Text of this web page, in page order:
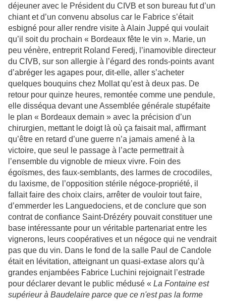
déjeuner avec le Président du CIVB et son bureau fut d’un
chiant et d’un convenu absolus car le Fabrice s’était
esbigné pour aller rendre visite à Alain Juppé qui voulait
qu’il soit du prochain « Bordeaux fête le vin ». Marie, un
peu vénère, entreprit Roland Feredj, l’inamovible directeur
du CIVB, sur son allergie à l’égard des ronds-points avant
d’abréger les agapes pour, dit-elle, aller s’acheter
quelques bouquins chez Mollat qu’est à deux pas. De
retour pour quinze heures, remontée comme une pendule,
elle disséqua devant une Assemblée générale stupéfaite
le plan « Bordeaux demain » avec la précision d’un
chirurgien, mettant le doigt là où ça faisait mal, affirmant
qu’être en retard d’une guerre n’a jamais amené à la
victoire, que seul le passage à l’acte permettrait à
l’ensemble du vignoble de mieux vivre. Foin des
égoïsmes, des faux-semblants, des larmes de crocodiles,
du laxisme, de l’opposition stérile négoce-propriété, il
fallait faire des choix clairs, arrêter de vouloir tout faire,
d’emmerder les Languedociens, et de conclure que son
contrat de confiance Saint-Drézéry pouvait constituer une
base intéressante pour un véritable partenariat entre les
vignerons, leurs coopératives et un négoce qui ne vendrait
pas que du vin. Dans le fond de la salle Paul de Candole
était en lévitation, atteignant un quasi-extase alors qu’à
grandes enjambées Fabrice Luchini rejoignait l’estrade
pour déclarer devant le public médusé « La Fontaine est
supérieur à Baudelaire parce que ce n'est pas la forme